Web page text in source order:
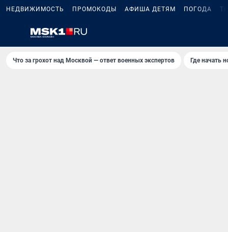
НЕДВИЖИМОСТЬ ПРОМОКОДЫ АФИША ДЕТЯМ ПОГОДА
Что за грохот над Москвой — ответ военных экспертов Где начать